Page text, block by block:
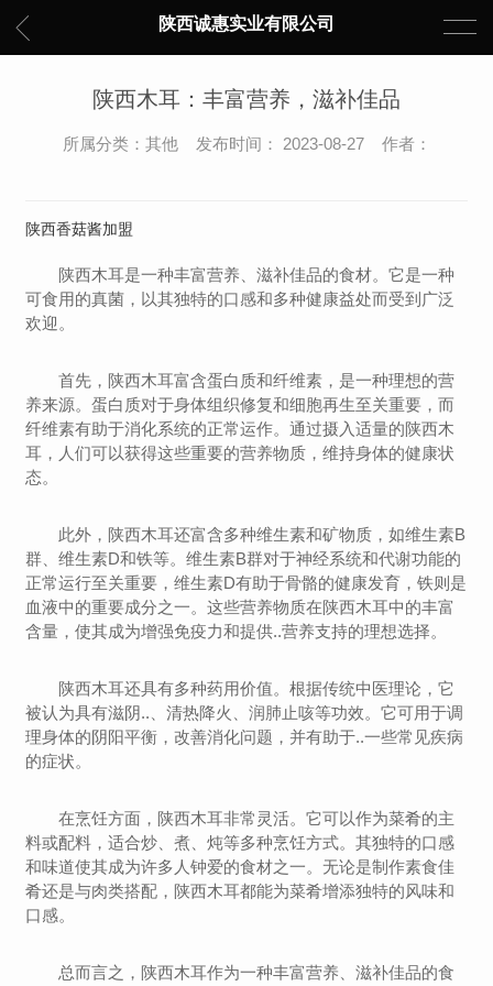
陕西诚惠实业有限公司
陕西木耳：丰富营养，滋补佳品
所属分类：其他 发布时间： 2023-08-27 作者：
陕西香菇酱加盟
陕西木耳是一种丰富营养、滋补佳品的食材。它是一种
可食用的真菌，以其独特的口感和多种健康益处而受到广泛
欢迎。
首先，陕西木耳富含蛋白质和纤维素，是一种理想的营
养来源。蛋白质对于身体组织修复和细胞再生至关重要，而
纤维素有助于消化系统的正常运作。通过摄入适量的陕西木
耳，人们可以获得这些重要的营养物质，维持身体的健康状
态。
此外，陕西木耳还富含多种维生素和矿物质，如维生素B
群、维生素D和铁等。维生素B群对于神经系统和代谢功能的
正常运行至关重要，维生素D有助于骨骼的健康发育，铁则是
血液中的重要成分之一。这些营养物质在陕西木耳中的丰富
含量，使其成为增强免疫力和提供..营养支持的理想选择。
陕西木耳还具有多种药用价值。根据传统中医理论，它
被认为具有滋阴..、清热降火、润肺止咳等功效。它可用于调
理身体的阴阳平衡，改善消化问题，并有助于..一些常见疾病
的症状。
在烹饪方面，陕西木耳非常灵活。它可以作为菜肴的主
料或配料，适合炒、煮、炖等多种烹饪方式。其独特的口感
和味道使其成为许多人钟爱的食材之一。无论是制作素食佳
肴还是与肉类搭配，陕西木耳都能为菜肴增添独特的风味和
口感。
总而言之，陕西木耳作为一种丰富营养、滋补佳品的食